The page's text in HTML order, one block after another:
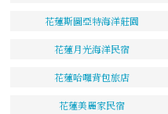
花蓮斯圖亞特海洋莊園
花蓮月光海洋民宿
花蓮哈囉背包旅店
花蓮美麗家民宿